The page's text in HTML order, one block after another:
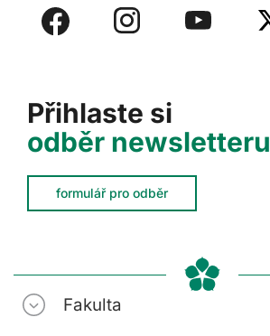
Přihlaste si
odběr newsletteru
formulář pro odběr
Fakulta